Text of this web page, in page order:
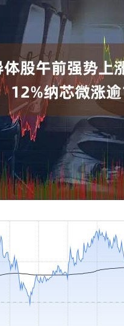
200.89 1.42%